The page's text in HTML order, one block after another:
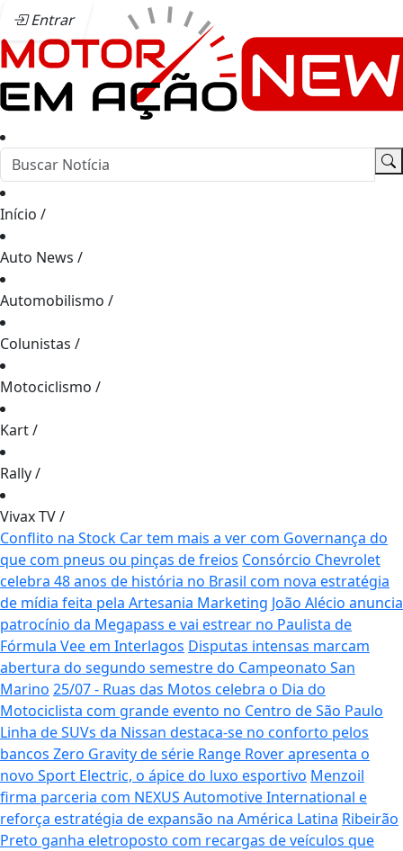
Entrar
Início /
Auto News /
Automobilismo /
Colunistas /
Motociclismo /
Kart/
Rally/
Vivax TV/
Conflito na Stock Car tem mais a ver com Governança do
que com pneus ou pinças de freios Consórcio Chevrolet
celebra 48 anos de história no Brasil com nova estratégia
de mídia feita pela Artesania Marketing João Alécio anuncia
patrocínio da Megapass e vai estrear no Paulista de
Fórmula Vee em Interlagos Disputas intensas marcam
abertura do segundo semestre do Campeonato San
Marino 25/07 - Ruas das Motos celebra o Dia do
Motociclista com grande evento no Centro de São Paulo
Linha de SUVs da Nissan destaca-se no conforto pelos
bancos Zero Gravity de série Range Rover apresenta o
novo Sport Electric, o ápice do luxo esportivo Menzoil
firma parceria com NEXUS Automotive International e
reforça estratégia de expansão na América Latina Ribeirão
Preto ganha eletroposto com recargas de veículos que